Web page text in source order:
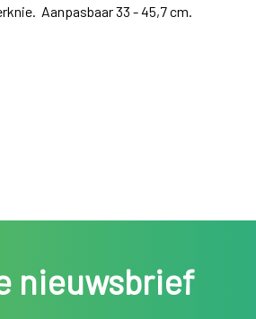
Aanpasbaar 33 - 45,7 cm.
nieuwsbrief